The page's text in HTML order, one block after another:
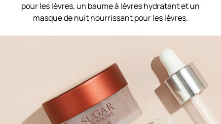
pour les lèvres, un baume à lèvres hydratant et un
masque de nuit nourrissant pour les lèvres.